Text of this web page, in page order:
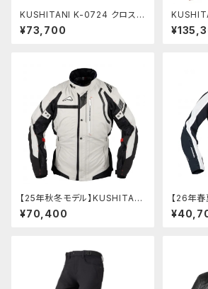
KUSHITANI K-0724 クロスオ
ーバーライトジャケット
¥73,700
ィニッシ
【25年秋冬モデル】KUSHITANI
K-2871 アロフトジャケット
¥70,400
【26年
K-2454
ケット